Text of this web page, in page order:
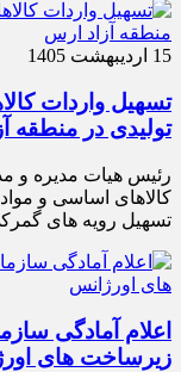
15 اردیبهشت 1405
تسهیل واردات
تولیدی در منطقه
رئیس هیات مدیره و
کالاهای اساسی و
تسهیل رویه های
اعلام آمادگی
زیرساخت‌ های